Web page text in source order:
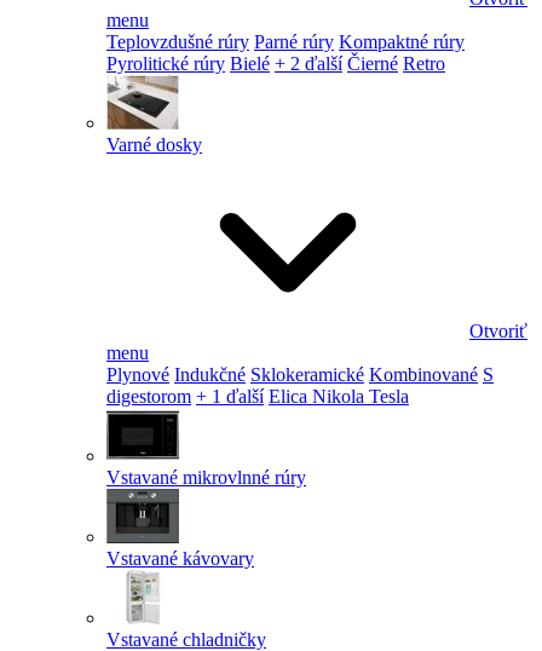
menu
Teplovzdušné rúry Parné rúry Kompaktné rúry
Pyrolitické rúry Bielé + 2 ďalší Čierné Retro
Varné dosky
Otvoriť
menu
Plynové Indukčné Sklokeramické Kombinované S
digestorom + 1 ďalší Elica Nikola Tesla
Vstavané mikrovlnné rúry
Vstavané kávovary
Vstavané chladničky